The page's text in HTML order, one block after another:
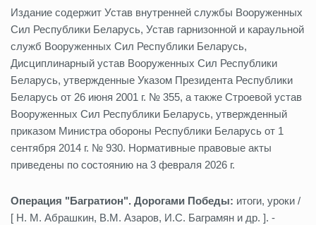
Издание содержит Устав внутренней службы Вооруженных
Сил Республики Беларусь, Устав гарнизонной и караульной
служб Вооруженных Сил Республики Беларусь,
Дисциплинарный устав Вооруженных Сил Республики
Беларусь, утвержденные Указом Президента Республики
Беларусь от 26 июня 2001 г. № 355, а также Строевой устав
Вооруженных Сил Республики Беларусь, утвержденный
приказом Министра обороны Республики Беларусь от 1
сентября 2014 г. № 930. Нормативные правовые акты
приведены по состоянию на 3 февраля 2026 г.
Операция "Багратион". Дорогами Победы: итоги, уроки /
[ Н. М. Абрашкин, В.М. Азаров, И.С. Баграмян и др. ]. -